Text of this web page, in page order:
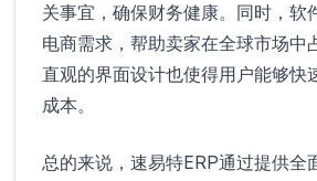
关事宜，确保财务健康。同时，软
电商需求，帮助卖家在全球市场中
直观的界面设计也使得用户能够快
成本。
总的来说，速易特ERP通过提供全